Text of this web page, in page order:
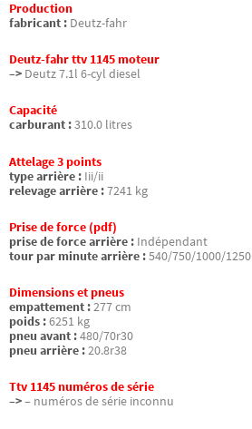
Production
fabricant : Deutz-fahr
Deutz-fahr ttv 1145 moteur
–> Deutz 7.1l 6-cyl diesel
Capacité
carburant :310.0 litres
Attelage 3 points
type arrière : Iii/ii
relevage arrière :7241 kg
Prise de force (pdf)
prise de force arrière : Indépendant
tour par minute arrière :540/750/1000/1250
Dimensions et pneus
empattement :277 cm
poids :6251 kg
pneu avant :480/70r30
pneu arrière :20.8r38
Ttv 1145 numéros de série
–>– numéros de série inconnu